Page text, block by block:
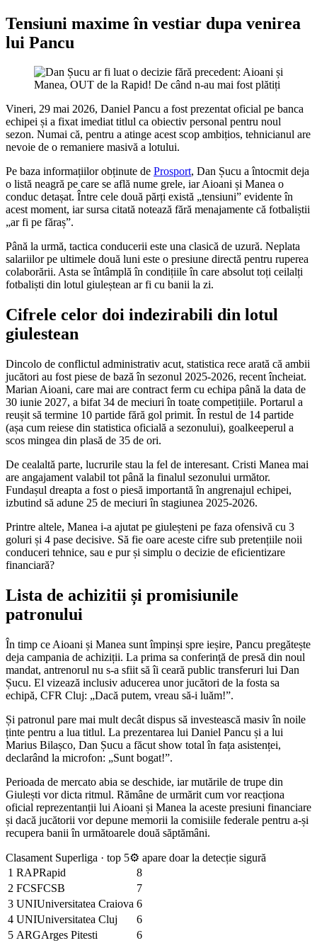
Tensiuni maxime în vestiar dupa venirea
lui Pancu
Vineri, 29 mai 2026, Daniel Pancu a fost prezentat oficial pe banca
echipei și a fixat imediat titlul ca obiectiv personal pentru noul
sezon. Numai că, pentru a atinge acest scop ambițios, tehnicianul are
nevoie de o remaniere masivă a lotului.
Pe baza informațiilor obținute de Prosport, Dan Șucu a întocmit deja
o listă neagră pe care se află nume grele, iar Aioani și Manea o
conduc detașat. Între cele două părți există „tensiuni” evidente în
acest moment, iar sursa citată notează fără menajamente că fotbaliștii
„ar fi pe făraș”.
Până la urmă, tactica conducerii este una clasică de uzură. Neplata
salariilor pe ultimele două luni este o presiune directă pentru ruperea
colaborării. Asta se întâmplă în condițiile în care absolut toți ceilalți
fotbaliști din lotul giuleștean ar fi cu banii la zi.
Cifrele celor doi indezirabili din lotul
giulestean
Dincolo de conflictul administrativ acut, statistica rece arată că ambii
jucători au fost piese de bază în sezonul 2025-2026, recent încheiat.
Marian Aioani, care mai are contract ferm cu echipa până la data de
30 iunie 2027, a bifat 34 de meciuri în toate competițiile. Portarul a
reușit să termine 10 partide fără gol primit. În restul de 14 partide
(așa cum reiese din statistica oficială a sezonului), goalkeeperul a
scos mingea din plasă de 35 de ori.
De cealaltă parte, lucrurile stau la fel de interesant. Cristi Manea mai
are angajament valabil tot până la finalul sezonului următor.
Fundașul dreapta a fost o piesă importantă în angrenajul echipei,
izbutind să adune 25 de meciuri în stagiunea 2025-2026.
Printre altele, Manea i-a ajutat pe giuleșteni pe faza ofensivă cu 3
goluri și 4 pase decisive. Să fie oare aceste cifre sub pretențiile noii
conduceri tehnice, sau e pur și simplu o decizie de eficientizare
financiară?
Lista de achizitii și promisiunile
patronului
În timp ce Aioani și Manea sunt împinși spre ieșire, Pancu pregătește
deja campania de achiziții. La prima sa conferință de presă din noul
mandat, antrenorul nu s-a sfiit să îi ceară public transferuri lui Dan
Șucu. El vizează inclusiv aducerea unor jucători de la fosta sa
echipă, CFR Cluj: „Dacă putem, vreau să-i luăm!”.
Și patronul pare mai mult decât dispus să investească masiv în noile
ținte pentru a lua titlul. La prezentarea lui Daniel Pancu și a lui
Marius Bilașco, Dan Șucu a făcut show total în fața asistenței,
declarând la microfon: „Sunt bogat!”.
Perioada de mercato abia se deschide, iar mutările de trupe din
Giulești vor dicta ritmul. Rămâne de urmărit cum vor reacționa
oficial reprezentanții lui Aioani și Manea la aceste presiuni financiare
și dacă jucătorii vor depune memorii la comisiile federale pentru a-și
recupera banii în următoarele două săptămâni.
Clasament Superliga · top 5⚙ apare doar la detecție sigură
1 RAPRapid
8
2 FCSFCSB
7
3 UNIUniversitatea Craiova 6
4 UNIUniversitatea Cluj
6
5 ARGArges Pitesti
6